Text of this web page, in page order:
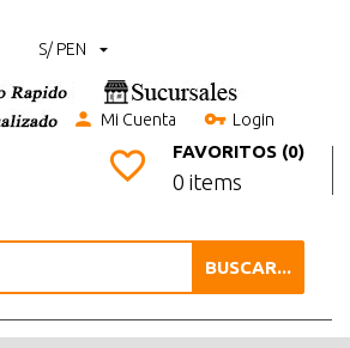
S/ PEN
Mi Cuenta Login
FAVORITOS (0)
0 items
BUSCAR...